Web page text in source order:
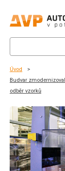
Úvod
Budvar
odběr vzorků